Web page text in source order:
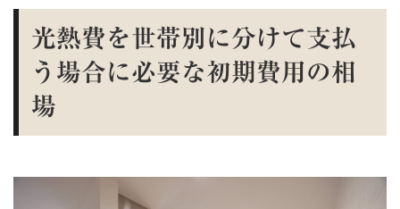
光熱費を世帯別に分けて支払
う場合に必要な初期費用の相
場